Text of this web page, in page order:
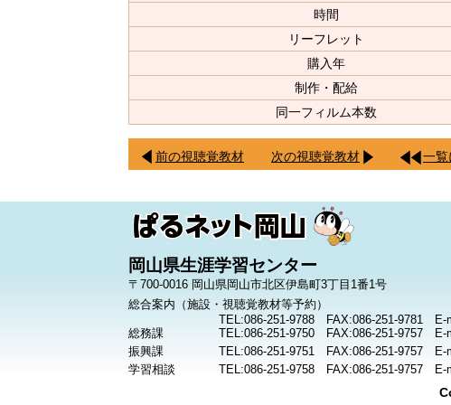
時間
リーフレット
購入年
制作・配給
同一フィルム本数
前の視聴覚教材 次の視聴覚教材 一覧
岡山県生涯学習センター
〒700-0016 岡山県岡山市北区伊島町3丁目1番1号
総合案内（施設・視聴覚教材等予約）
TEL:086-251-9788 FAX:086-251-9781 E-
総務課
TEL:086-251-9750 FAX:086-251-9757 E-
振興課
TEL:086-251-9751 FAX:086-251-9757 E-
学習相談
TEL:086-251-9758 FAX:086-251-9757 E-